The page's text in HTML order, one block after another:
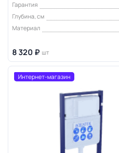
Гарантия
Глубина, см
Материал
8 320 ₽ шт
Интернет-магазин